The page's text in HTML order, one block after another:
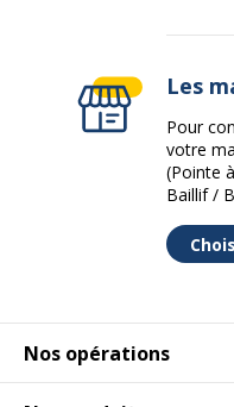
Nos opérations
Les
Pour
votre
(Pointe
Baillif /